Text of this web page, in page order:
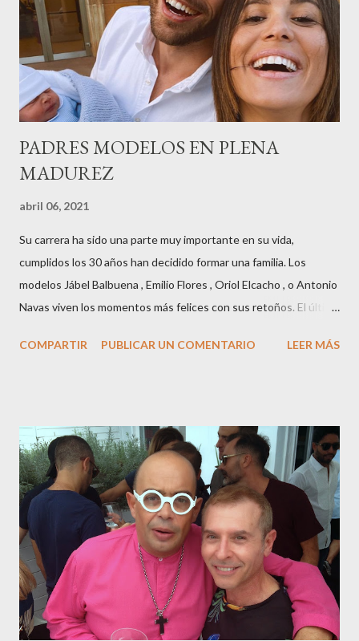
Museu Marítim de BCN ,en las Drassanes reunió a figuras
destacadas del sector,así como clientes, autoridades y medios
de comunicación, en una velada inolvidable bajo el lema “Cien
años peinando almas, creando belleza,i...
PADRES MODELOS EN PLENA
MADUREZ
abril 06, 2021
Su carrera ha sido una parte muy importante en su vida,
cumplidos los 30 años han decidido formar una familia. Los
modelos Jábel Balbuena , Emilio Flores , Oriol Elcacho , o Antonio
Navas viven los momentos más felices con sus retoños. El último
M ateo nació en Barcelona hace poco más de una semana. El top
haciéndole padre de un precioso niño. Marta ha sido toda una
campeona, durante los primeros 3 meses de embarazo tuvo que
guardar reposo debido a un síndrome llamado
“hiperemesisgravídica”.Pasados los meses fatídicos de
gestación Marta tiró adelante con el embarazo, ahora es una
mamá feliz. Otro de los modelos que ha sido padre este año ha
sido el madrileño, Emilio Flores , el top que desfiló en las mejores
pasarelas ...
COMPARTIR PUBLICAR UN COMENTARIO LEER MÁS